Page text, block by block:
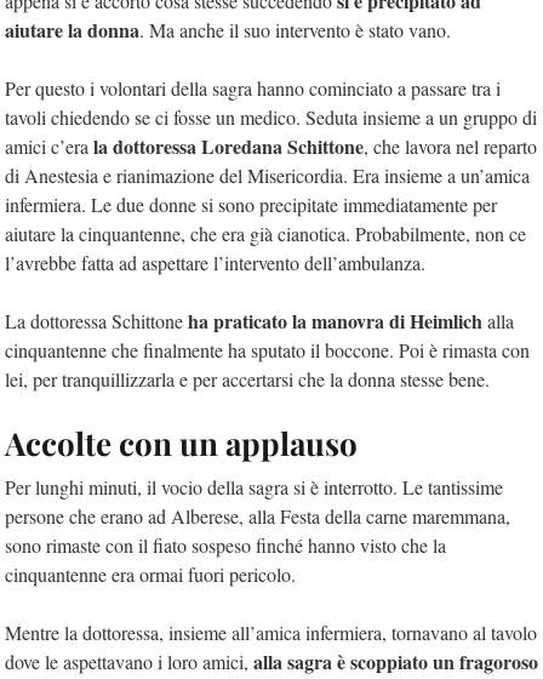
aiutare la donna. Ma anche il suo intervento è stato vano.
Per questo i volontari della sagra hanno cominciato a passare tra i
tavoli chiedendo se ci fosse un medico. Seduta insieme a un gruppo di
amici c’era la dottoressa Loredana Schittone, che lavora nel reparto
di Anestesia e rianimazione del Misericordia. Era insieme a un’amica
infermiera. Le due donne si sono precipitate immediatamente per
aiutare la cinquantenne, che era già cianotica. Probabilmente, non ce
l’avrebbe fatta ad aspettare l’intervento dell’ambulanza.
La dottoressa Schittoneha praticato la manovra di Heimlichalla
cinquantenne che finalmente ha sputato il boccone. Poi è rimasta con
lei, per tranquillizzarla e per accertarsi che la donna stesse bene.
Accolte con un applauso
Per lunghi minuti, il vocio della sagra si è interrotto. Le tantissime
persone che erano ad Alberese, alla Festa della carne maremmana,
sono rimaste con il fiato sospeso finché hanno visto che la
cinquantenne era ormai fuori pericolo.
Mentre la dottoressa, insieme all’amica infermiera, tornavano al tavolo
dove le aspettavano i loro amici, alla sagra è scoppiato un fragoroso